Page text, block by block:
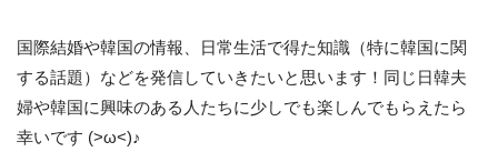
国際結婚や韓国の情報、日常生活で得た知識（特に韓国に関
する話題）などを発信していきたいと思います！同じ日韓夫
婦や韓国に興味のある人たちに少しでも楽しんでもらえたら
幸いです (>ω<)♪